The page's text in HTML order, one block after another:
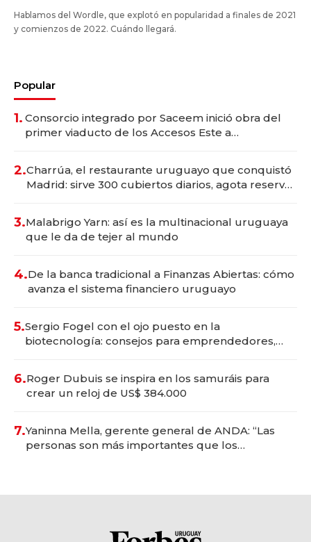
Hablamos del Wordle, que explotó en popularidad a finales de 2021
y comienzos de 2022. Cuándo llegará.
Popular
1. Consorcio integrado por Saceem inició obra del
primer viaducto de los Accesos Este a
2.Charrúa, el restaurante uruguayo que conquistó
Madrid: sirve 300 cubiertos diarios, agota reservas
3.Malabrigo Yarn: así es la multinacional uruguaya
que le da de tejer al mundo
4.De la banca tradicional a Finanzas Abiertas: cómo
avanza el sistema financiero uruguayo
5.Sergio Fogel con el ojo puesto en la
biotecnología: consejos para emprendedores,
6.Roger Dubuis se inspira en los samuráis para
crear un reloj de US$ 384.000
7.Yaninna Mella, gerente general de ANDA: “Las
personas son más importantes que los